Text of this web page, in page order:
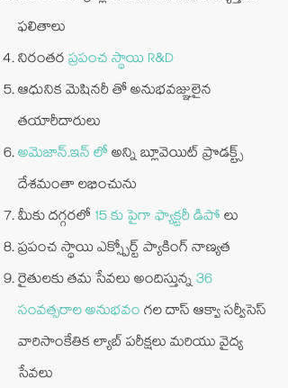
ఫలితాలు
నిరంతరప్రపంచ స్థాయి R&D
ఆధునిక మెషినరీ తో అనుభవజ్ఞులైన
తయారీదారులు
అమెజాన్.ఇన్ లోఅన్ని బ్లూవెయిట్ ప్రొడక్ట్స్
దేశమంతా లభించును
మీకు దగ్గరలో 15 కు పైగా ఫ్యాక్టరీ డిపోలు
ప్రపంచ స్థాయి ఎక్స్పోర్ట్ ప్యాకింగ్ నాణ్యత
రైతులకు తమ సేవలు అందిస్తున్న36
సంవత్సరాల అనుభవంగల దాస్ ఆక్వా సర్వీసెస్
వారిసాంకేతిక ల్యాబ్ పరీక్షలు మరియు వైద్య
సేవలు